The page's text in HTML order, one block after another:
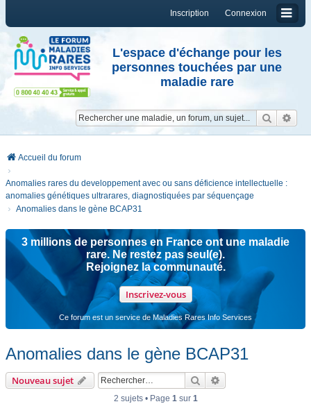
Connexion
Inscription
L'espace d'échange pour les
personnes touchées par une
maladie rare
Accueil du forum
Anomalies rares du developpement avec ou sans déficience intellectuelle :
anomalies génétiques ultrarares, diagnostiquées par séquençage
Anomalies dans le gène BCAP31
3 millions de personnes en France ont une maladie
rare. Ne restez pas seul(e).
Rejoignez la communauté.
Inscrivez-vous
Ce forum est un service de Maladies Rares Info Services
Anomalies dans le gène BCAP31
Nouveau sujet Rechercher
2 sujets • Page 1sur 1